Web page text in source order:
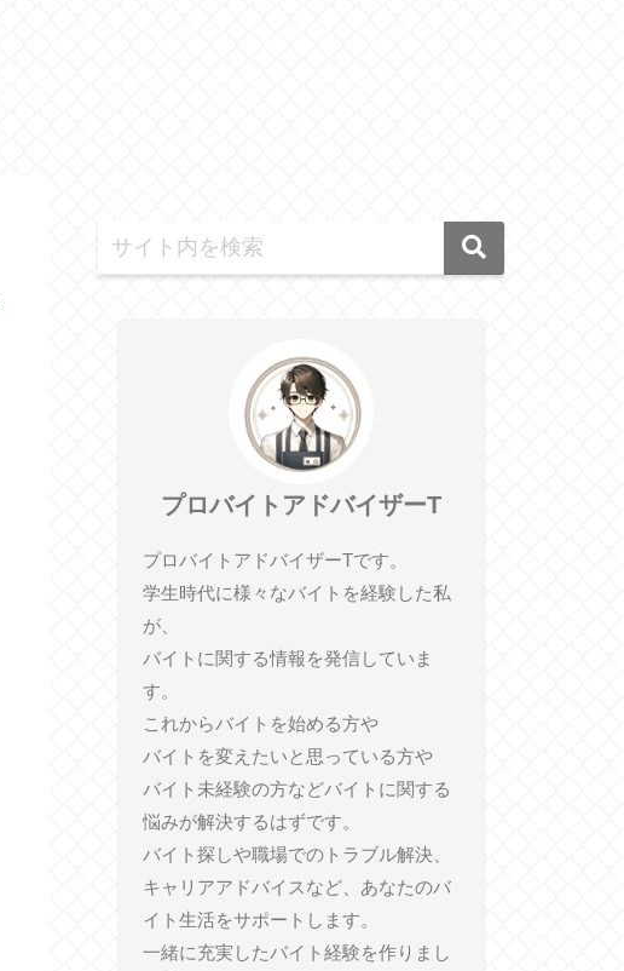
プロバイトアドバイザーT
プロバイトアドバイザーTです。
学生時代に様々なバイトを経験した私
が、
バイトに関する情報を発信していま
す。
これからバイトを始める方や
バイトを変えたいと思っている方や
バイト未経験の方などバイトに関する
悩みが解決するはずです。
バイト探しや職場でのトラブル解決、
キャリアアドバイスなど、あなたのバ
イト生活をサポートします。
一緒に充実したバイト経験を作りまし